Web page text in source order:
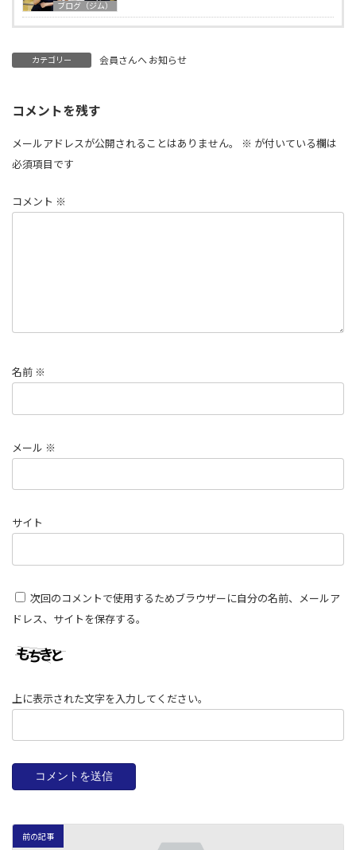
ブログ（ジム）
カテゴリー 会員さんへ お知らせ
コメントを残す
メールアドレスが公開されることはありません。 ※ が付いている欄は
必須項目です
コメント ※
名前 ※
メール ※
サイト
次回のコメントで使用するためブラウザーに自分の名前、メールア
ドレス、サイトを保存する。
上に表示された文字を入力してください。
前の記事